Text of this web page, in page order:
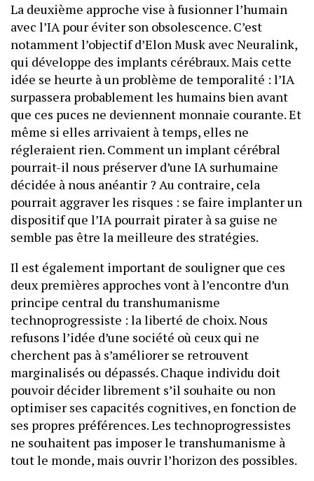
La deuxième approche vise à fusionner l’humain
avec l’IA pour éviter son obsolescence. C’est
notamment l’objectif d’Elon Musk avec Neuralink,
qui développe des implants cérébraux. Mais cette
idée se heurte à un problème de temporalité : l’IA
surpassera probablement les humains bien avant
que ces puces ne deviennent monnaie courante. Et
même si elles arrivaient à temps, elles ne
régleraient rien. Comment un implant cérébral
pourrait-il nous préserver d’une IA surhumaine
décidée à nous anéantir ? Au contraire, cela
pourrait aggraver les risques : se faire implanter un
dispositif que l’IA pourrait pirater à sa guise ne
semble pas être la meilleure des stratégies.
Il est également important de souligner que ces
deux premières approches vont à l’encontre d’un
principe central du transhumanisme
technoprogressiste : la liberté de choix. Nous
refusons l’idée d’une société où ceux qui ne
cherchent pas à s’améliorer se retrouvent
marginalisés ou dépassés. Chaque individu doit
pouvoir décider librement s’il souhaite ou non
optimiser ses capacités cognitives, en fonction de
ses propres préférences. Les technoprogressistes
ne souhaitent pas imposer le transhumanisme à
tout le monde, mais ouvrir l’horizon des possibles.